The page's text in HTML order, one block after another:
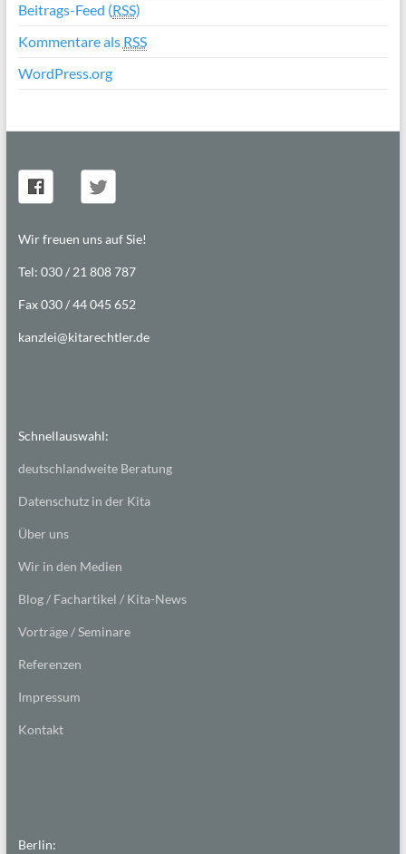
Beitrags-Feed (RSS)
Kommentare als RSS
WordPress.org
Wir freuen uns auf Sie!
Tel: 030 / 21 808 787
Fax 030 / 44 045 652
kanzlei@kitarechtler.de
Schnellauswahl:
deutschlandweite Beratung
Datenschutz in der Kita
Über uns
Wir in den Medien
Blog / Fachartikel / Kita-News
Vorträge / Seminare
Referenzen
Impressum
Kontakt
Berlin: